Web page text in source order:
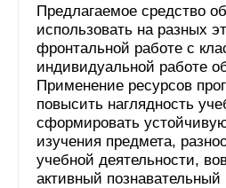
Предлагаемое средство
использовать на разных
фронтальной работе с
индивидуальной работе
Применение ресурсов
повысить наглядность
сформировать
изучения предмета,
учебной деятельности,
активный познавательный